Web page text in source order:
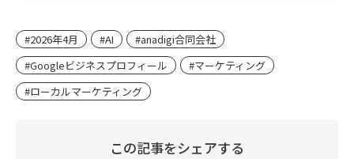
#2026年4月 #AI
#anadigi合同会社
#Googleビジネスプロフィール
#マーケティング
#ローカルマーケティング
この記事をシェアする